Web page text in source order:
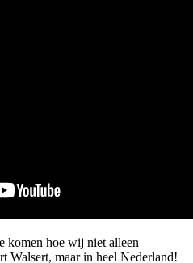
komen hoe wij niet alleen
Walsert, maar in heel Nederland!